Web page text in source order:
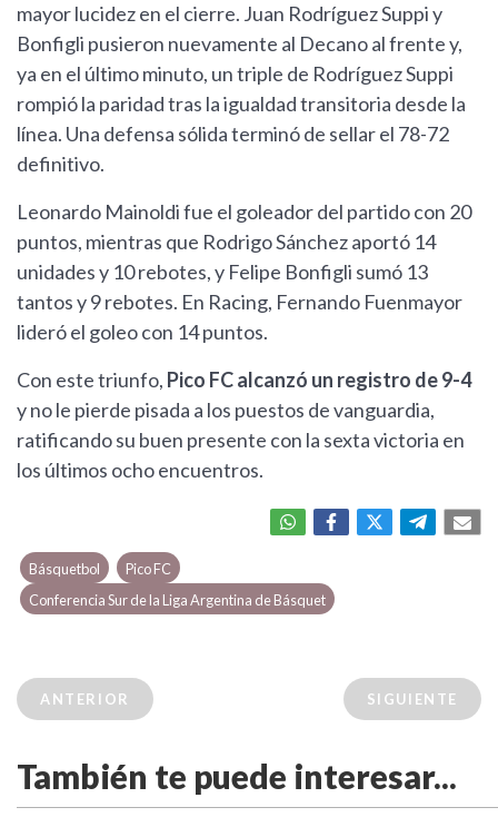
mayor lucidez en el cierre. Juan Rodríguez Suppi y
Bonfigli pusieron nuevamente al Decano al frente y,
ya en el último minuto, un triple de Rodríguez Suppi
rompió la paridad tras la igualdad transitoria desde la
línea. Una defensa sólida terminó de sellar el 78-72
definitivo.
Leonardo Mainoldi fue el goleador del partido con 20
puntos, mientras que Rodrigo Sánchez aportó 14
unidades y 10 rebotes, y Felipe Bonfigli sumó 13
tantos y 9 rebotes. En Racing, Fernando Fuenmayor
lideró el goleo con 14 puntos.
Con este triunfo, Pico FC alcanzó un registro de 9-4
y no le pierde pisada a los puestos de vanguardia,
ratificando su buen presente con la sexta victoria en
los últimos ocho encuentros.
Básquetbol
Pico FC
Conferencia Sur de la Liga Argentina de Básquet
ANTERIOR SIGUIENTE
También te puede interesar...